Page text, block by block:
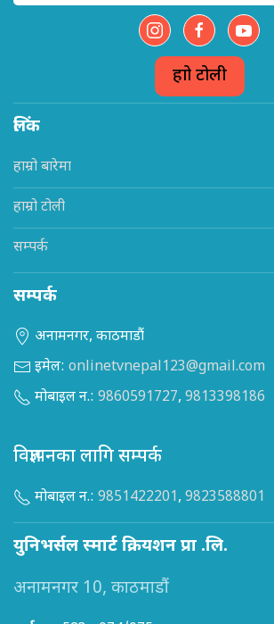
हाम्रो टोली
लिंक
हाम्रो बारेमा
हाम्रो टोली
सम्पर्क
सम्पर्क
अनामनगर, काठमाडौं
इमेल: onlinetvnepal123@gmail.com
मोबाइल न.: 9860591727, 9813398186
विज्ञापनका लागि सम्पर्क
मोबाइल न.: 9851422201, 9823588801
युनिभर्सल स्मार्ट क्रियशन प्रा .लि.
अनामनगर 10, काठमाडौं